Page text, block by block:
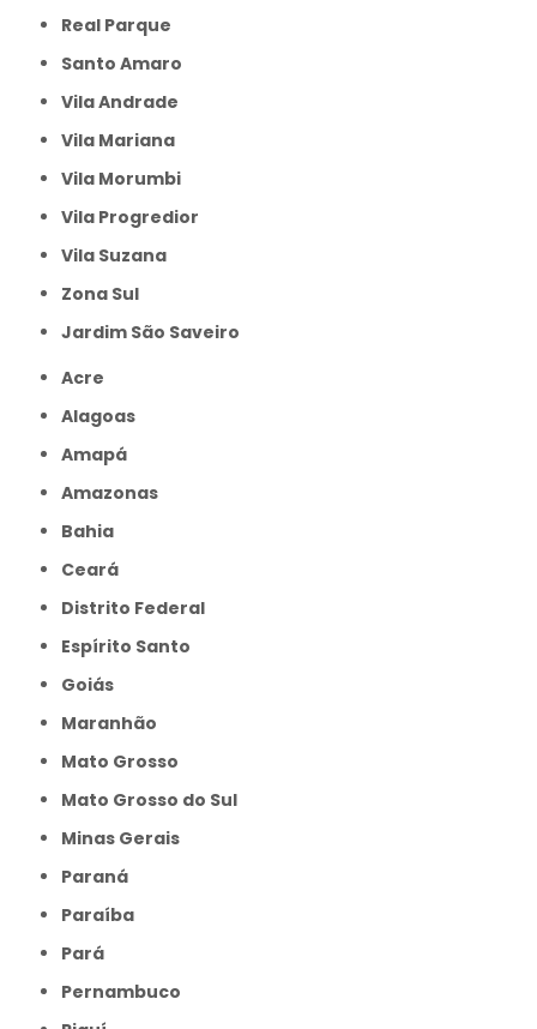
Real Parque
Santo Amaro
Vila Andrade
Vila Mariana
Vila Morumbi
Vila Progredior
Vila Suzana
Zona Sul
jardim São Saveiro
Acre
Alagoas
Amapá
Amazonas
Bahia
Ceará
Distrito Federal
Espírito Santo
Goiás
Maranhão
Mato Grosso
Mato Grosso do Sul
Minas Gerais
Paraná
Paraíba
Pará
Pernambuco